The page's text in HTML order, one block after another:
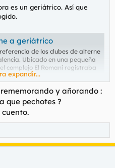
es un geriátrico. Así que
a geriátrico
de los clubes de alterne
Ubicado en una pequeña
complejo El Romaní registraba
expandir...
y añorando :
que pechotes ?